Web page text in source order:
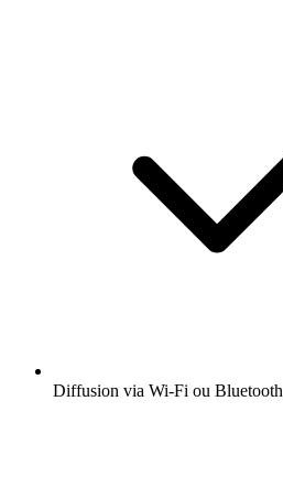
Diffusion via Wi-Fi ou Bluetooth